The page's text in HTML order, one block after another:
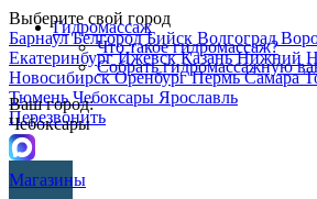
Выберите свой город
БарнаулБелгородБийск Волгоград
ЕкатеринбургИжевскКазаньНижний
НовосибирскОренбургПермьСамара
ТюменьЧебоксары Ярославль
Перезвонить
Гидромассаж
Что такое гидромассаж?
Собрать гидромассажную
Ваш город:
Чебоксары
Магазины